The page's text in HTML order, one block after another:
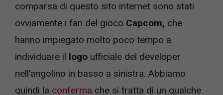
comparsa di questo sito internet sono stati
ovviamente i fan del gioco Capcom, che
hanno impiegato molto poco tempo a
individuare il logo ufficiale del developer
nell’angolino in basso a sinistra. Abbiamo
quindi la conferma che si tratta di un qualche